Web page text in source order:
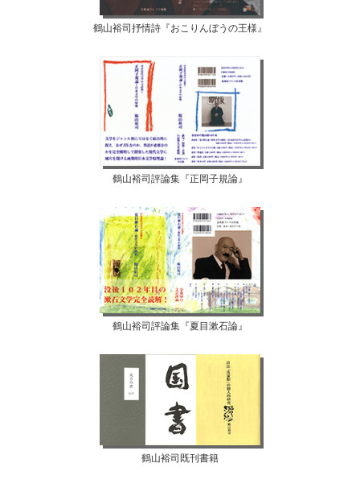
鶴山裕司抒情詩『おこりんぼうの王様』
鶴山裕司評論集『正岡子規論』
鶴山裕司評論集『夏目漱石論』
鶴山裕司既刊書籍